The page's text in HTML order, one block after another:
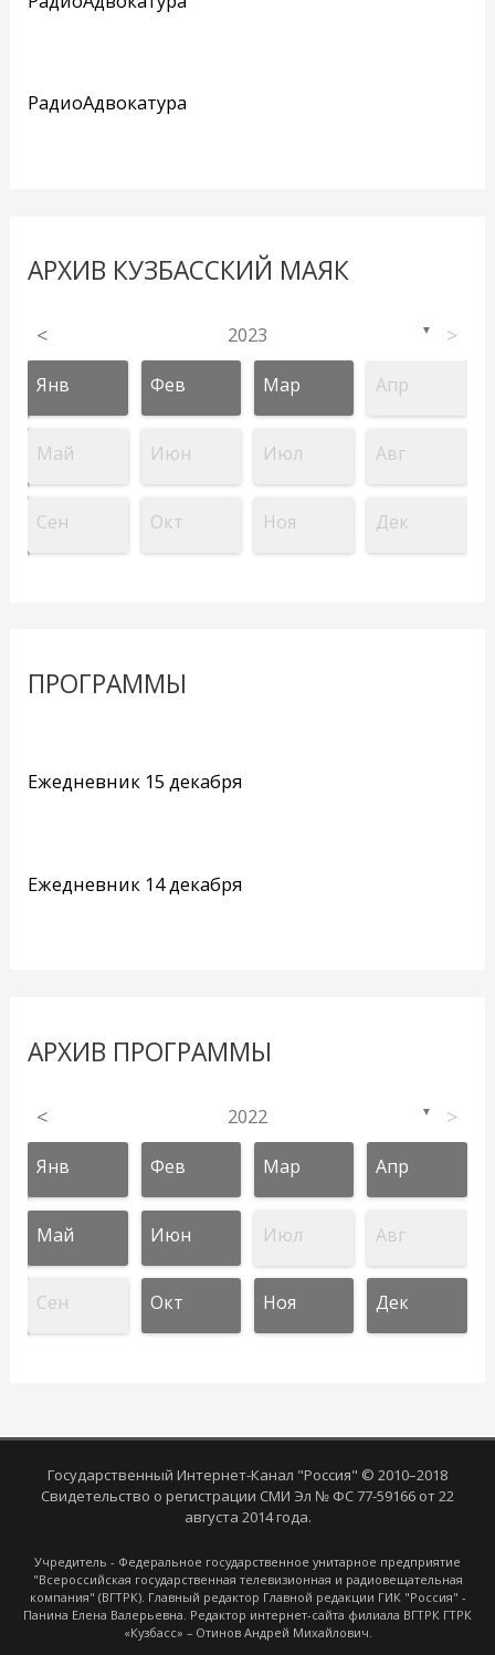
РадиоАдвокатура
АРХИВ КУЗБАССКИЙ МАЯК
< 2023 ▼ >
Янв Фев Мар Апр
Май Июн Июл Авг
Сен Окт Ноя Дек
ПРОГРАММЫ
Ежедневник 15 декабря
Ежедневник 14 декабря
АРХИВ ПРОГРАММЫ
< 2022 ▼ >
Янв Фев Мар Апр
Май Июн Июл Авг
Сен Окт Ноя Дек
Государственный Интернет-Канал "Россия" © 2010–2018
Свидетельство о регистрации СМИ Эл № ФС 77-59166 от 22
августа 2014 года.
Учредитель - Федеральное государственное унитарное предприятие
"Всероссийская государственная телевизионная и радиовещательная
компания" (ВГТРК). Главный редактор Главной редакции ГИК "Россия" -
Панина Елена Валерьевна. Редактор интернет-сайта филиала ВГТРК ГТРК
«Кузбасс» – Отинов Андрей Михайлович.